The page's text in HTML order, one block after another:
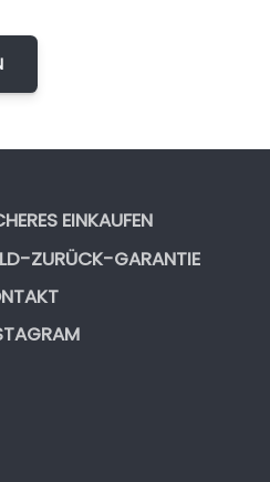
EINKAUFEN
ZURÜCK-GARANTIE